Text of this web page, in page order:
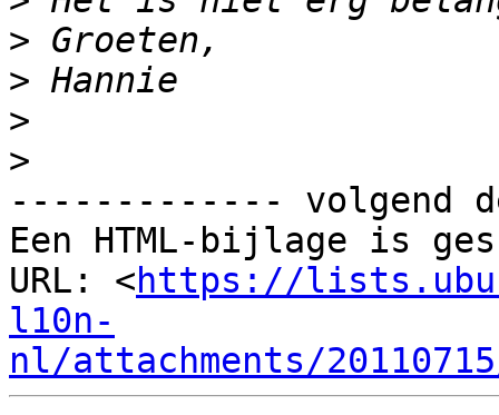
>
>
>
>
------------- volgend
Een HTML-bijlage is
URL: <https://
l10n-
nl/attachments/